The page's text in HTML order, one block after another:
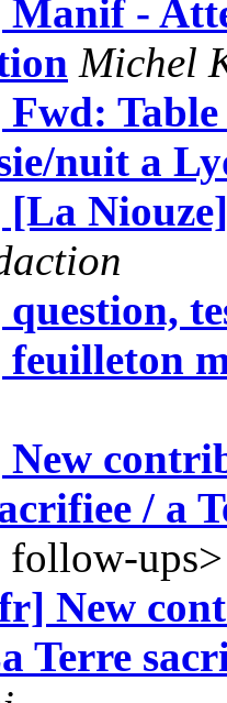
-
Michel
nuit a
/ a
follow-ups>
New
Terre